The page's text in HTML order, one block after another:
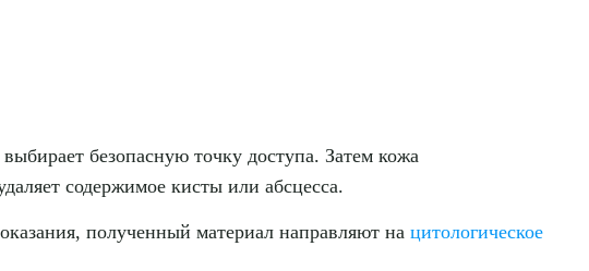
безопасную точку доступа. Затем кожа
содержимое кисты или абсцесса.
полученный материал направляют на цитологическое